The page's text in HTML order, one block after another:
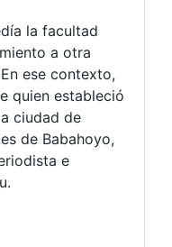
la facultad
a otra
ese contexto,
quien estableció
ciudad de
de Babahoyo,
e